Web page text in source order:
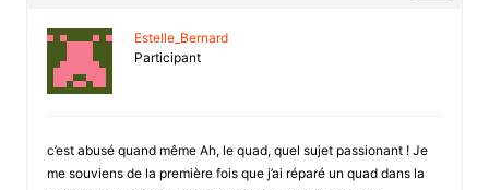
Estelle_Bernard
Participant
c’est abusé quand même Ah, le quad, quel sujet passionant ! Je
me souviens de la première fois que j’ai réparé un quad dans la